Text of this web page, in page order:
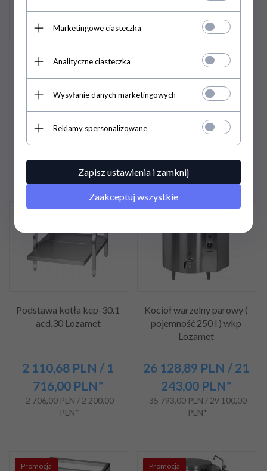
Kocioł warzelny
30 887,76PLN/ 25
112,00PLN*
PLN*
Kocioł warzelny gazowy (
150.8 Lozamet
20 561,91PLN/ 16
PLN*
PLN*
Podstawa kotła kep-30.1
acd.30 Lozamet
2 110,68 PLN / 1
716,00 PLN*
2 706,00 PLN / 2 200,00
PLN*
Kocioł warzelny parowy (
pojemność 250 l ) wkp
Lozamet
26 128,89 PLN / 21
243,00 PLN*
35 793,00 PLN / 29 100,00
PLN*
Promocja Promocja
Marketingowe ciasteczka
Analityczne ciasteczka
Wysyłanie danych marketingowych
Reklamy spersonalizowane
Zapisz ustawienia i zamknij
Zaakceptuj wszystkie